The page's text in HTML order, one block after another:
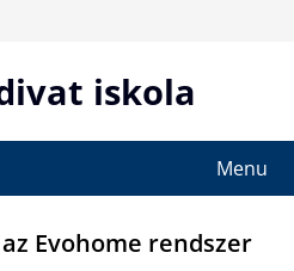
iskola
Menu
Evohome rendszer